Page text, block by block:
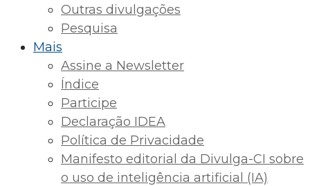
Outras divulgações
Pesquisa
Mais
Assine a Newsletter
Índice
Participe
Declaração IDEA
Política de Privacidade
Manifesto editorial da Divulga-CI sobre
o uso de inteligência artificial (IA)